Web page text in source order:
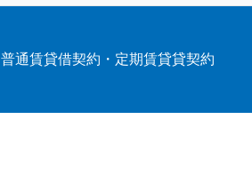
普通賃貸借契約・定期賃貸貸契約